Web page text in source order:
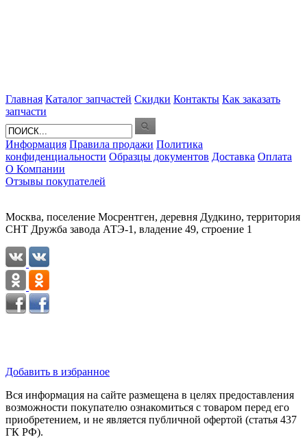
Главная Каталог запчастей Скидки Контакты Как заказать
запчасти
Информация Правила продажи Политика
конфиденциальности Образцы документов Доставка Оплата
О Компании
Отзывы покупателей
Москва, поселение Мосрентген, деревня Дудкино, территория
СНТ Дружба завода АТЭ-1, владение 49, строение 1
Добавить в избранное
Вся информация на сайте размещена в целях предоставления
возможности покупателю ознакомиться с товаром перед его
приобретением, и не является публичной офертой (статья 437
ГК РФ).